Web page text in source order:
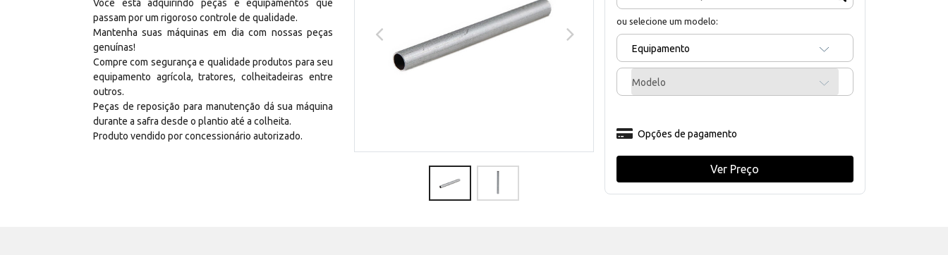
Você está adquirindo peças e equipamentos que
passam por um rigoroso controle de qualidade.
Mantenha suas máquinas em dia com nossas peças
genuínas!
Compre com segurança e qualidade produtos para seu
equipamento agrícola, tratores, colheitadeiras entre
outros.
Peças de reposição para manutenção dá sua máquina
durante a safra desde o plantio até a colheita.
Produto vendido por concessionário autorizado.
ou selecione um modelo:
Equipamento
Modelo
Opções de pagamento
Ver Preço